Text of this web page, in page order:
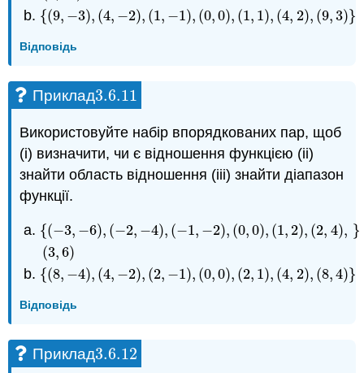
{(9, −3), (4, −2), (1, −1), (0, 0), (1, 1), (4, 2), (9,3)}
{ (9,−3),(4,− 2),(1, −1 ),(0,0),(1,1),(4 ,2), (9, 3)}
Відповідь
Приклад3.6.11
3.6.11
Використовуйте набір впорядкованих пар, щоб
(i) визначити, чи є відношення функцією (ii)
знайти область відношення (iii) знайти діапазон
функції.
{(−3, −6), (−2, −4), (−1, −2), (0, 0), (1, 2), (2, 4),
(3,6)
}
{ (−3,−6),(−2,−4 ),(−1 ,−2), (0,0) ,(1,2), (2,4),( 3,6 )}
{(8, −4), (4, −2), (2, −1), (0, 0), (2, 1), (4, 2), (8,4)}
{ (8,−4),(4,− 2),(2, −1 ),(0,0),(2,1),(4 ,2), (8, 4)}
Відповідь
Приклад3.6.12
3.6.12